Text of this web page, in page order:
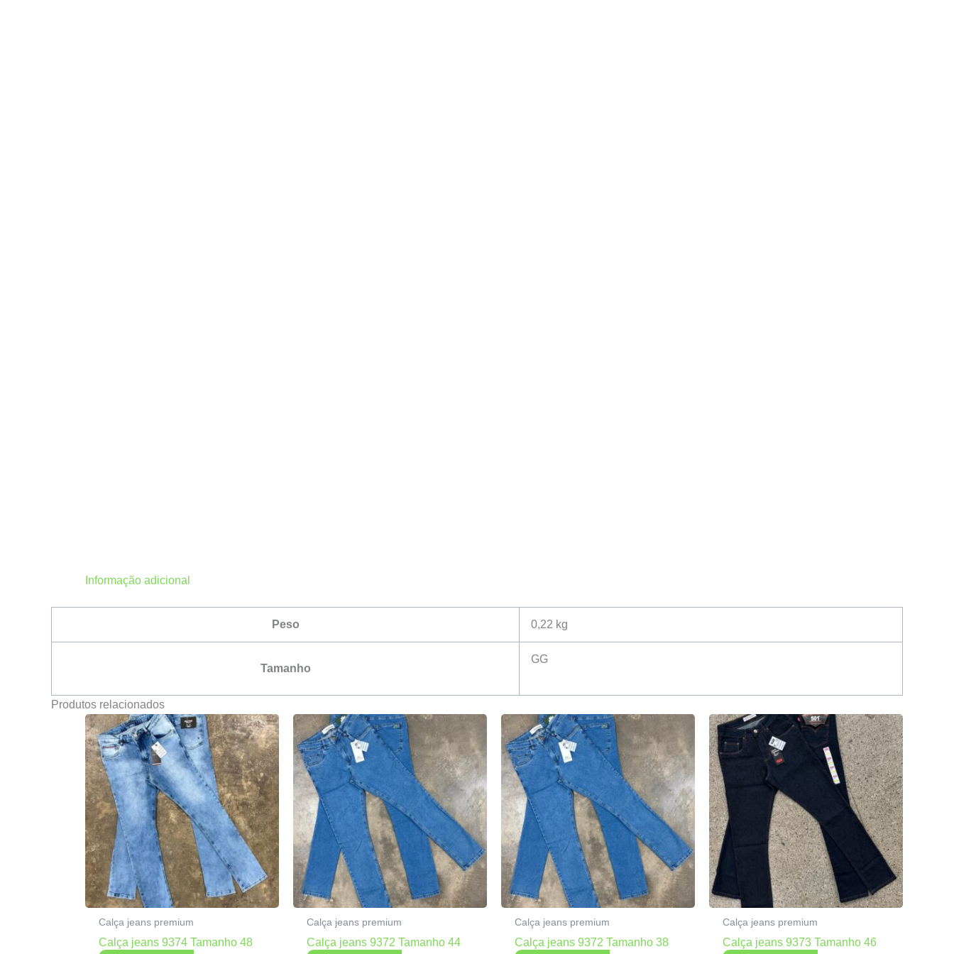
Informação adicional
Peso 0,22 kg
Tamanho
GG
Produtos relacionados
Calça jeans premium
Calça jeans 9374 Tamanho 48
Calça jeans premium
Calça jeans 9372 Tamanho 44
Calça jeans premium
Calça jeans 9372 Tamanho 38
Calça jeans premium
Calça jeans 9373 Tamanho 46